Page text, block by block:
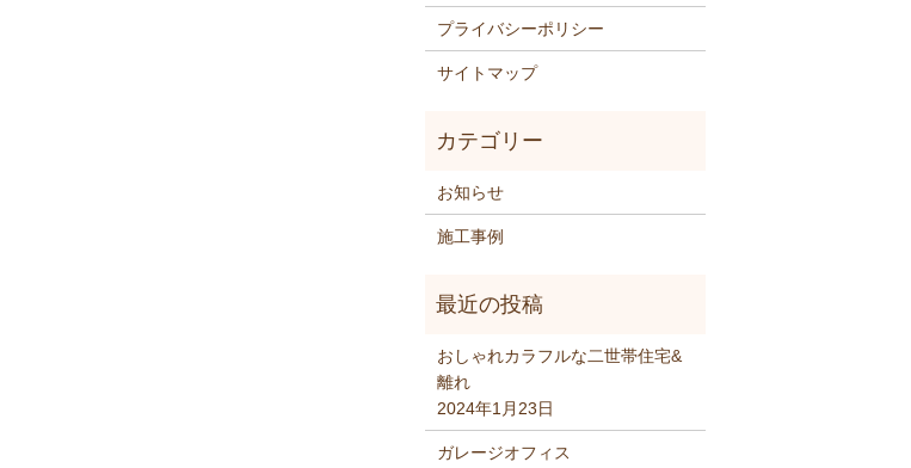
プライバシーポリシー
サイトマップ
お知らせ
施工事例
おしゃれカラフルな二世帯住宅&
離れ
2024年1月23日
ガレージオフィス